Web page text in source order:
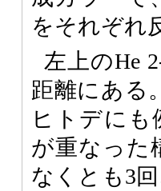
をそれぞれ
左上のHe
距離にある
ヒトデに
が重なった
なくとも3